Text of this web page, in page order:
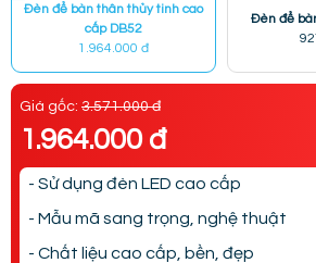
Đèn để bàn thân thủy tinh cao
cấp DB52
1.964.000 đ
Đèn để
Giá gốc: 3.571.000 đ
1.964.000 đ
- Sử dụng đèn LED cao cấp
- Mẫu mã sang trọng, nghệ thuật
- Chất liệu cao cấp, bền, đẹp